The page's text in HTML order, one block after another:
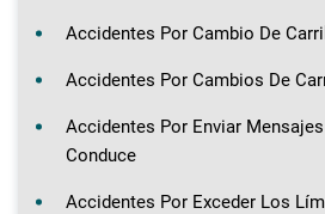
Accidentes Por Cambio De
Accidentes Por Cambios De
Accidentes Por Enviar
Conduce
Accidentes Por Exceder Los